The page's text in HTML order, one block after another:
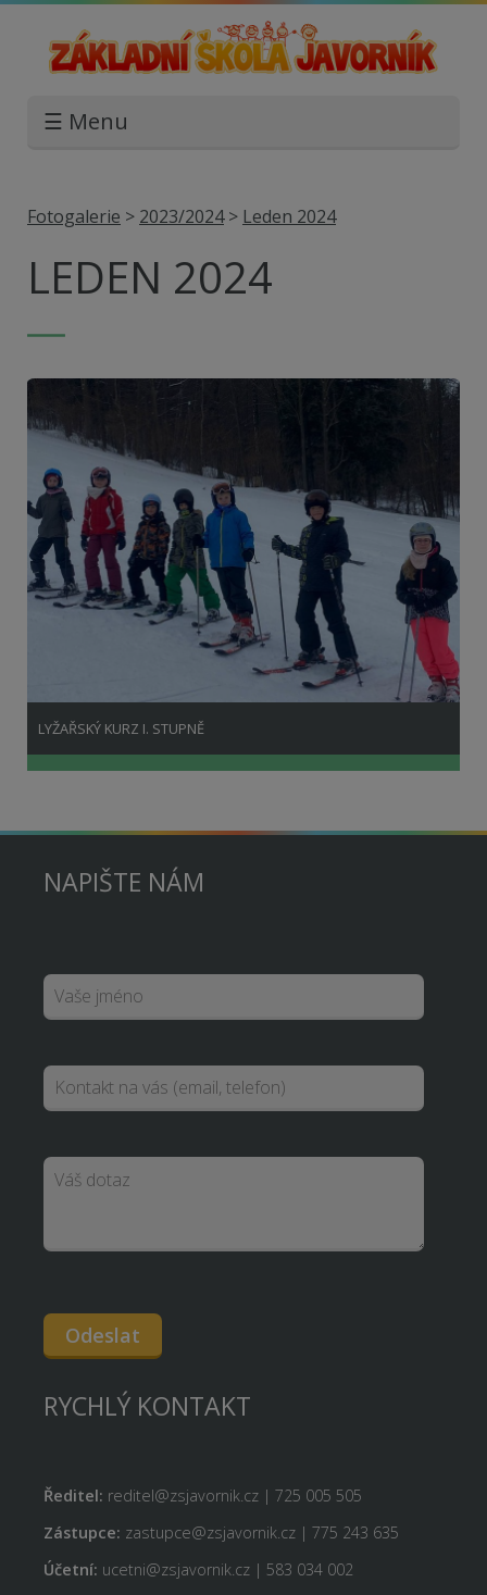
☰ Menu
Fotogalerie > 2023/2024> Leden 2024
LEDEN 2024
LYŽAŘSKÝ KURZ I. STUPNĚ
NAPIŠTE NÁM
Odeslat
RYCHLÝ KONTAKT
Ředitel: reditel@zsjavornik.cz | 725 005 505
Zástupce: zastupce@zsjavornik.cz | 775 243 635
Účetní: ucetni@zsjavornik.cz | 583 034 002